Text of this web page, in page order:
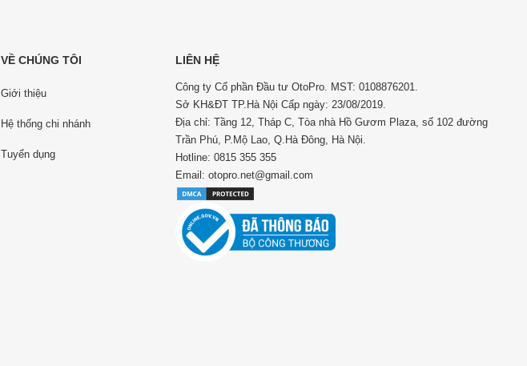
VỀ CHÚNG TÔI
Giới thiệu
Hệ thống chi nhánh
Tuyển dụng
LIÊN HỆ
Công ty Cổ phần Đầu tư OtoPro. MST: 0108876201.
Sở KH&ĐT TP.Hà Nội Cấp ngày: 23/08/2019.
Địa chỉ: Tầng 12, Tháp C, Tòa nhà Hồ Gươm Plaza, số 102 đường
Trần Phú, P.Mộ Lao, Q.Hà Đông, Hà Nội.
Hotline: 0815 355 355
Email: otopro.net@gmail.com